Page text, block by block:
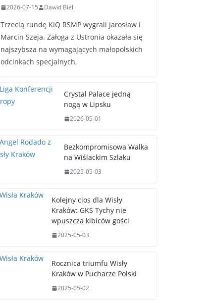
2026-07-15 Dawid Biel
Trzecią rundę KIQ RSMP wygrali Jarosław i
Marcin Szeja. Załoga z Ustronia okazała się
najszybsza na wymagających małopolskich
odcinkach specjalnych,
Crystal Palace jedną
nogą w Lipsku
2026-05-01
Bezkompromisowa Walka
na Wiślackim Szlaku
2025-05-03
Kolejny cios dla Wisły
Kraków: GKS Tychy nie
wpuszcza kibiców gości
2025-05-03
Rocznica triumfu Wisły
Kraków w Pucharze Polski
2025-05-02